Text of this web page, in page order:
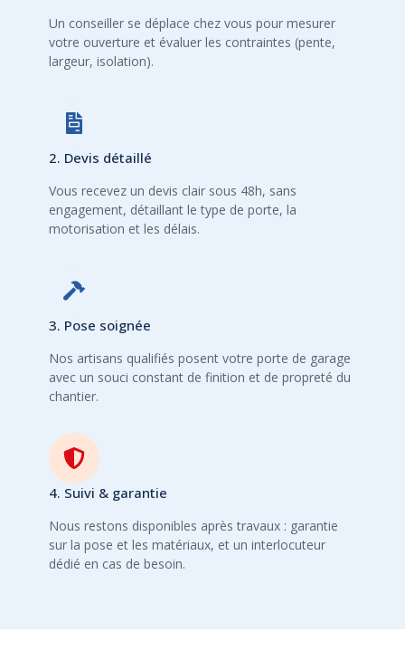
Un conseiller se déplace chez vous pour mesurer
votre ouverture et évaluer les contraintes (pente,
largeur, isolation).
2. Devis détaillé
Vous recevez un devis clair sous 48h, sans
engagement, détaillant le type de porte, la
motorisation et les délais.
3. Pose soignée
Nos artisans qualifiés posent votre porte de garage
avec un souci constant de finition et de propreté du
chantier.
4. Suivi & garantie
Nous restons disponibles après travaux : garantie
sur la pose et les matériaux, et un interlocuteur
dédié en cas de besoin.